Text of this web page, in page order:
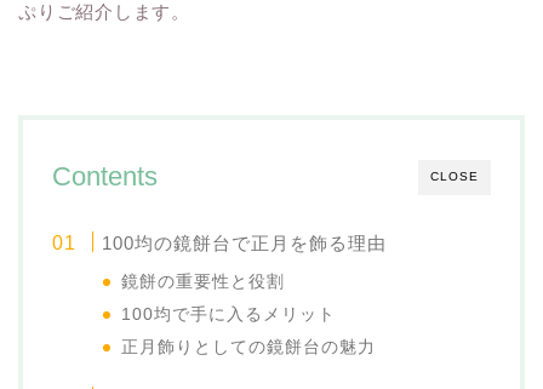
ぷりご紹介します。
CLOSE
Contents
100均の鏡餅台で正月を飾る理由
鏡餅の重要性と役割
100均で手に入るメリット
正月飾りとしての鏡餅台の魅力